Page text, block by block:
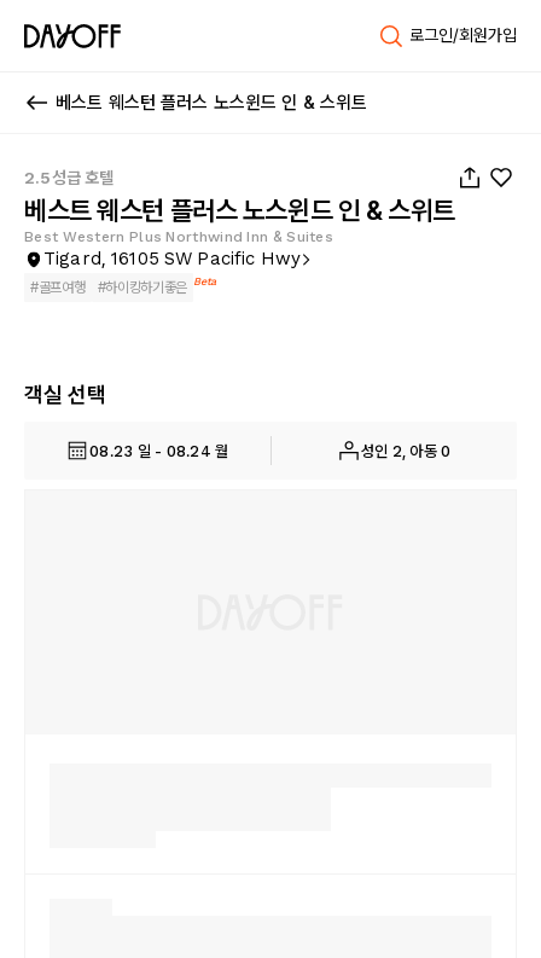
로그인/회원가입
베스트 웨스턴 플러스 노스윈드 인 & 스위트
2.5성급 호텔
베스트 웨스턴 플러스 노스윈드 인 & 스위트
Best Western Plus Northwind Inn & Suites
Tigard, 16105 SW Pacific Hwy
#골프여행 #하이킹하기좋은 Beta
객실 선택
08.23 일 - 08.24 월 성인 2, 아동 0